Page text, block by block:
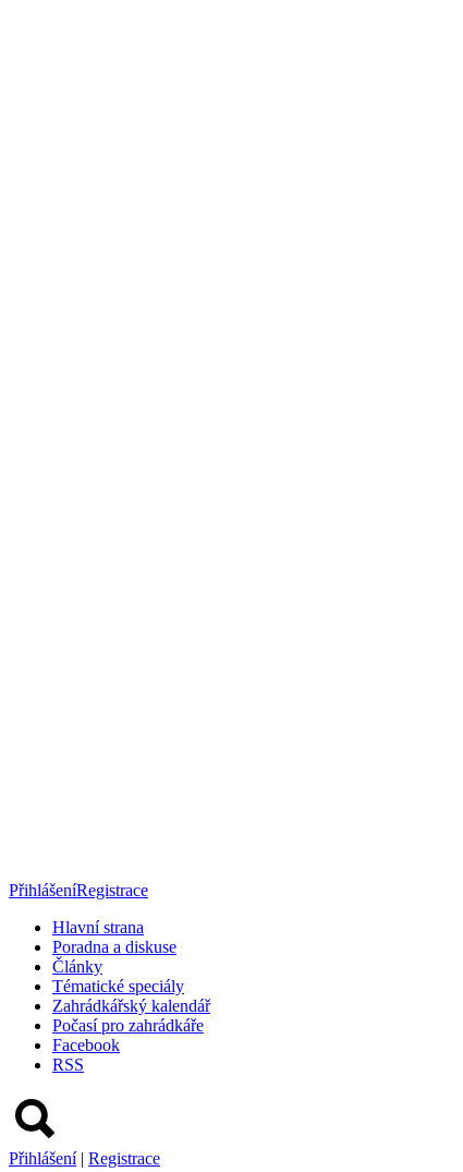
PřihlášeníRegistrace
Hlavní strana
Poradna a diskuse
Články
Tématické speciály
Zahrádkářský kalendář
Počasí pro zahrádkáře
Facebook
RSS
Přihlášení | Registrace